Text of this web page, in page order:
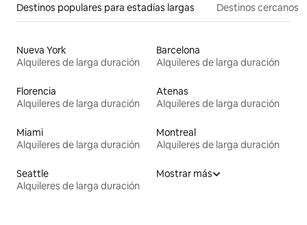
Destinos populares para estadías largas Destinos cercanos
Nueva York
Alquileres de larga duración
Barcelona
Alquileres de larga duración
Florencia
Alquileres de larga duración
Atenas
Alquileres de larga duración
Miami
Alquileres de larga duración
Montreal
Alquileres de larga duración
Seattle
Alquileres de larga duración
Mostrar más